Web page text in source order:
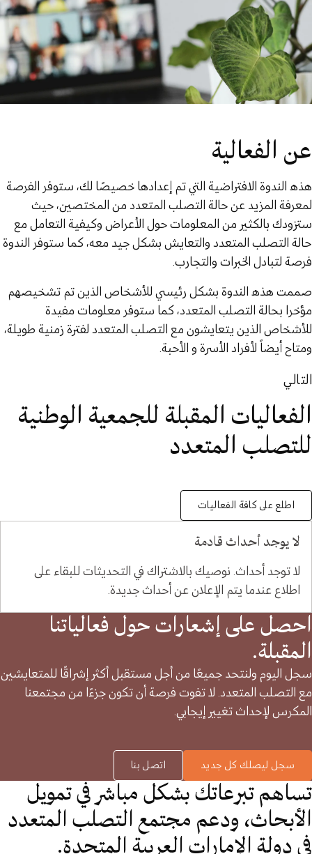
عن الفعالية
ﻫﺬه اﻟﻨﺪوة اﻻﻓﺘﺮاﺿﻴﺔ اﻟﺘﻲ ﺗﻢ إﻋﺪادﻫﺎ ﺧﺼﻴﺼًﺎ ﻟﻚ، ﺳﺘﻮﻓﺮ اﻟﻔﺮﺻﺔ
ﻟﻤﻌﺮﻓﺔ اﻟﻤﺰﻳﺪ ﻋﻦ حالة اﻟﺘﺼﻠﺐ اﻟﻤﺘﻌﺪد ﻣﻦ اﻟﻤﺨﺘﺼﻴﻦ، ﺣﻴﺚ
ﺳﺘﺰودك ﺑﺎﻟﻜﺜﻴﺮ ﻣﻦ اﻟﻤﻌﻠﻮﻣﺎت ﺣﻮل اﻷﻋﺮاض وﻛﻴﻔﻴﺔ اﻟﺘﻌﺎﻣﻞ ﻣﻊ
حالة اﻟﺘﺼﻠﺐ اﻟﻤﺘﻌﺪد واﻟﺘﻌﺎﻳﺶ ﺑﺸﻜﻞ ﺟﻴﺪ ﻣﻌﻪ، ﻛﻤﺎ ﺳﺘﻮﻓﺮ اﻟﻨﺪوة
ﻓﺮﺻﺔ لتبادل اﻟﺨﺒﺮات واﻟﺘﺠﺎرب.
ﺻﻤﻤﺖ ﻫﺬه اﻟﻨﺪوة ﺑﺸﻜﻞ رﺋﻴﺴﻲ ﻟﻸﺷﺨﺎص اﻟﺬﻳﻦ ﺗﻢ تشخيصهم
مؤخرا بحالة التصلب المتعدد، ﻛﻤﺎ ﺳﺘﻮﻓﺮ ﻣﻌﻠﻮﻣﺎت ﻣﻔﻴﺪة
ﻟﻸﺷﺨﺎص اﻟﺬﻳﻦ ﻳﺘﻌﺎﻳﺸﻮن ﻣﻊ اﻟﺘﺼﻠﺐ اﻟﻤﺘﻌﺪد ﻟﻔﺘﺮة زﻣﻨﻴﺔ ﻃﻮﻳﻠﺔ،
وﻣﺘﺎح أﻳﻀﺎً ﻷﻓﺮاد اﻷﺳﺮة و اﻷﺣﺒﺔ.
التالي
الفعاليات المقبلة للجمعية الوطنية
للتصلب المتعدد
اطلع على كافة الفعاليات
لا يوجد أحداث قادمة
لا توجد أحداث. نوصيك بالاشتراك في التحديثات للبقاء على
اطلاع عندما يتم الإعلان عن أحداث جديدة.
احصل على إشعارات حول فعالياتنا
المقبلة.
سجل اليوم ولنتحد جميعًا من أجل مستقبل أكثر إشراقًا للمتعايشين
مع التصلب المتعدد. لا تفوت فرصة أن تكون جزءًا من مجتمعنا
المكرس لإحداث تغيير إيجابي.
سجل ليصلك كل جديد اتصل بنا
تساهم تبرعاتك بشكل مباشر في تمويل
الأبحاث، ودعم مجتمع التصلب المتعدد
في دولة الإمارات العربية المتحدة.